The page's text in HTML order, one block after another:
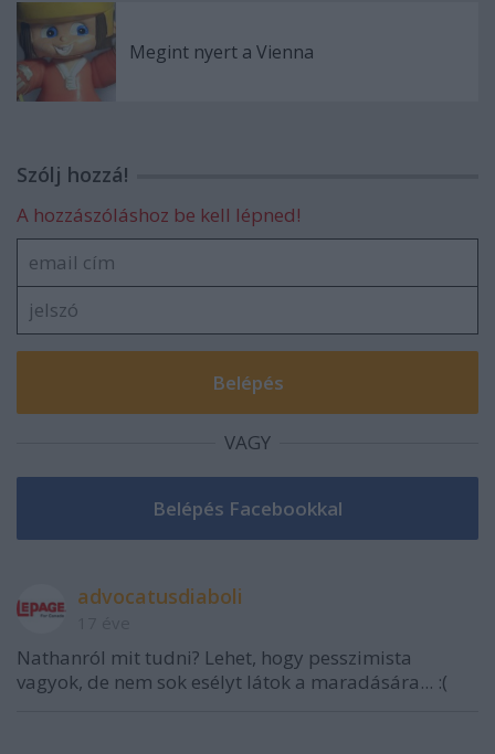
Megint nyert a Vienna
Szólj hozzá!
A hozzászóláshoz be kell lépned!
VAGY
advocatusdiaboli
Nathanról mit tudni? Lehet, hogy pesszimista
vagyok, de nem sok esélyt látok a maradására... :(